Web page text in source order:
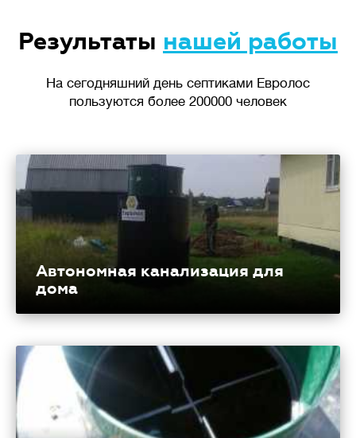
Результаты нашей работы
На сегодняшний день септиками Евролос
пользуются более 200000 человек
Автономная канализация для
дома